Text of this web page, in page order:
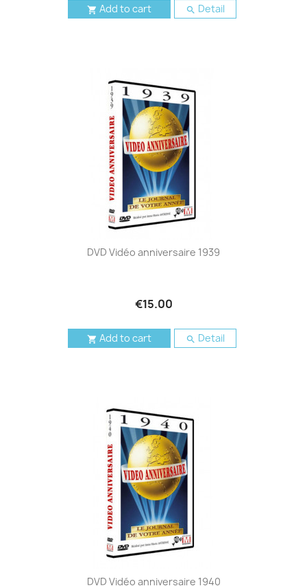
 Add to cart  Detail
DVD Vidéo anniversaire 1939
€15.00
 Add to cart  Detail
DVD Vidéo anniversaire 1940